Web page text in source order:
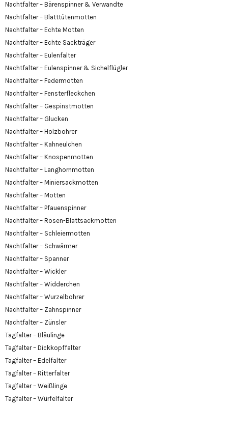
Nachtfalter – Bärenspinner & Verwandte
Nachtfalter – Blatttütenmotten
Nachtfalter – Echte Motten
Nachtfalter – Echte Sackträger
Nachtfalter – Eulenfalter
Nachtfalter – Eulenspinner & Sichelflügler
Nachtfalter – Federmotten
Nachtfalter – Fensterfleckchen
Nachtfalter – Gespinstmotten
Nachtfalter – Glucken
Nachtfalter – Holzbohrer
Nachtfalter – Kahneulchen
Nachtfalter – Knospenmotten
Nachtfalter – Langhornmotten
Nachtfalter – Miniersackmotten
Nachtfalter – Motten
Nachtfalter – Pfauenspinner
Nachtfalter – Rosen-Blattsackmotten
Nachtfalter – Schleiermotten
Nachtfalter – Schwärmer
Nachtfalter – Spanner
Nachtfalter – Wickler
Nachtfalter – Widderchen
Nachtfalter – Wurzelbohrer
Nachtfalter – Zahnspinner
Nachtfalter – Zünsler
Tagfalter – Bläulinge
Tagfalter – Dickkopffalter
Tagfalter – Edelfalter
Tagfalter – Ritterfalter
Tagfalter – Weißlinge
Tagfalter – Würfelfalter